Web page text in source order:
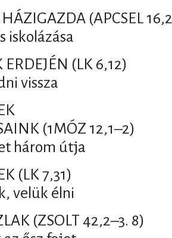
HÁZIGAZDA (APCSEL
iskolázása
(LK 6,12)
vissza
(1MÓZ 12,1–2)
három útja
(LK 7,31)
velük élni
(ZSOLT 42,2–3. 8)